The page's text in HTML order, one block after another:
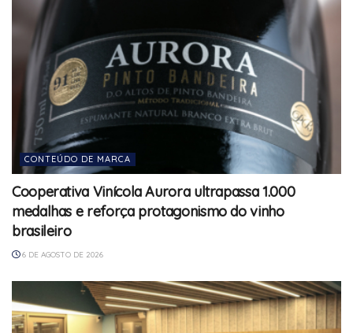
CONTEÚDO DE MARCA
Cooperativa Vinícola Aurora ultrapassa 1.000
medalhas e reforça protagonismo do vinho
brasileiro
6 DE AGOSTO DE 2026